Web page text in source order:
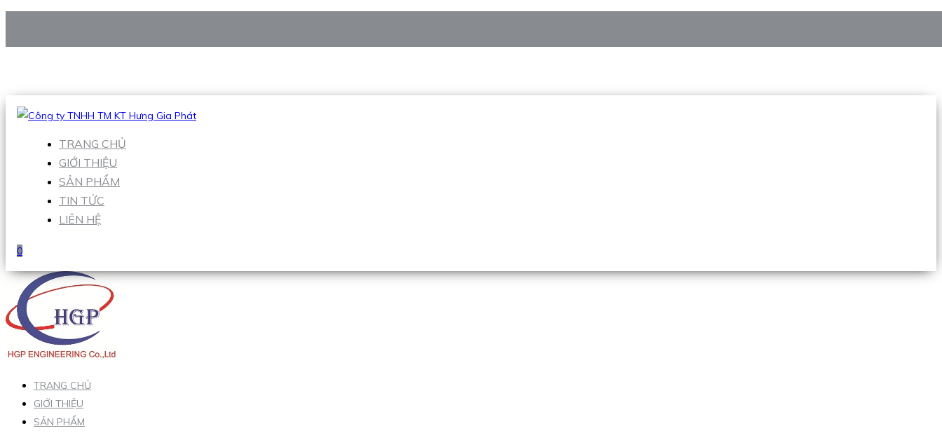
Hotline:0938 906 663
TRANG CHỦ
GIỚI THIỆU
SẢN PHẨM
TIN TỨC
LIÊN HỆ
0
TRANG CHỦ
GIỚI THIỆU
SẢN PHẨM